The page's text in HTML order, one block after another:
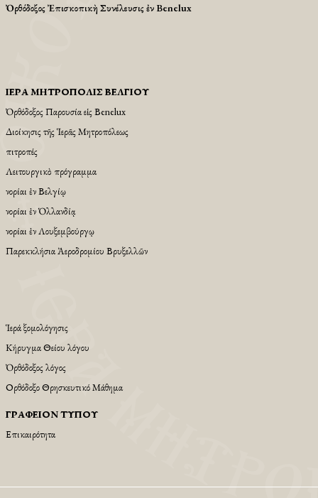
Ὀρθόδοξος Ἐπισκοπικὴ Συνέλευσις ἐν Benelux
ἹΕΡΆ ΜΗΤΡΌΠΟΛΙΣ ΒΕΛΓΊΟΥ
Ὀρθόδοξος Παρουσία εἱς Βenelux
Διοίκησις τῆς Ἱερᾶς Μητροπόλεως
Ἐπιτροπές
Λειτουργικὸ πρόγραμμα
Ἐνορίαι ἐν Βελγίῳ
Ἐνορίαι ἐν Ὁλλανδίᾳ
Ἐνορίαι ἐν Λουξεμβούργῳ
Παρεκκλήσια Ἀεροδρομίου Βρυξελλῶν
Ἱερά Ἐξομολόγησις
Κήρυγμα Θείου λόγου
Ὀρθόδοξος λόγος
Ορθόδοξο Θρησκευτικό Μάθημα
ΓΡΑΦΕΊΟΝ ΤΎΠΟΥ
Επικαιρότητα